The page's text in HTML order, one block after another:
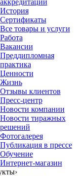
История
Сертификаты
Все товары и услуги
Работа
Вакансии
Преддипломная
практика
Ценности
Жизнь
Отзывы клиентов
Пресс-центр
Новости компании
Новости тиражных
решений
Фотогалерея
Публикация в прессе
Обучение
Интернет-магазин
›